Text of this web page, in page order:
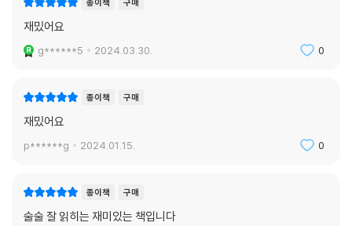
종이책 구매
재밌어요
g******5 2024.03.30. 0
종이책 구매
재밌어요
p******g 2024.01.15. 0
종이책 구매
술술 잘 읽히는 재미있는 책입니다